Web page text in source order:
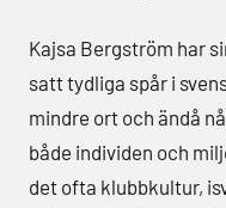
Kajsa Bergström har
satt tydliga spår i
mindre ort och ändå
både individen och
det ofta klubbkultur,